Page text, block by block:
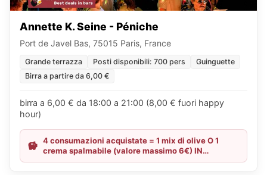
Annette K. Seine - Péniche
Port de Javel Bas, 75015 Paris, France
Grande terrazza Posti disponibili: 700 pers
Guinguette
Birra a partire da 6,00 €
birra a 6,00 € da 18:00 a 21:00 (8,00 € fuori happy
hour)
4 consumazioni acquistate = 1 mix di olive O 1
crema spalmabile (valore massimo 6€) IN
OMAGGIO